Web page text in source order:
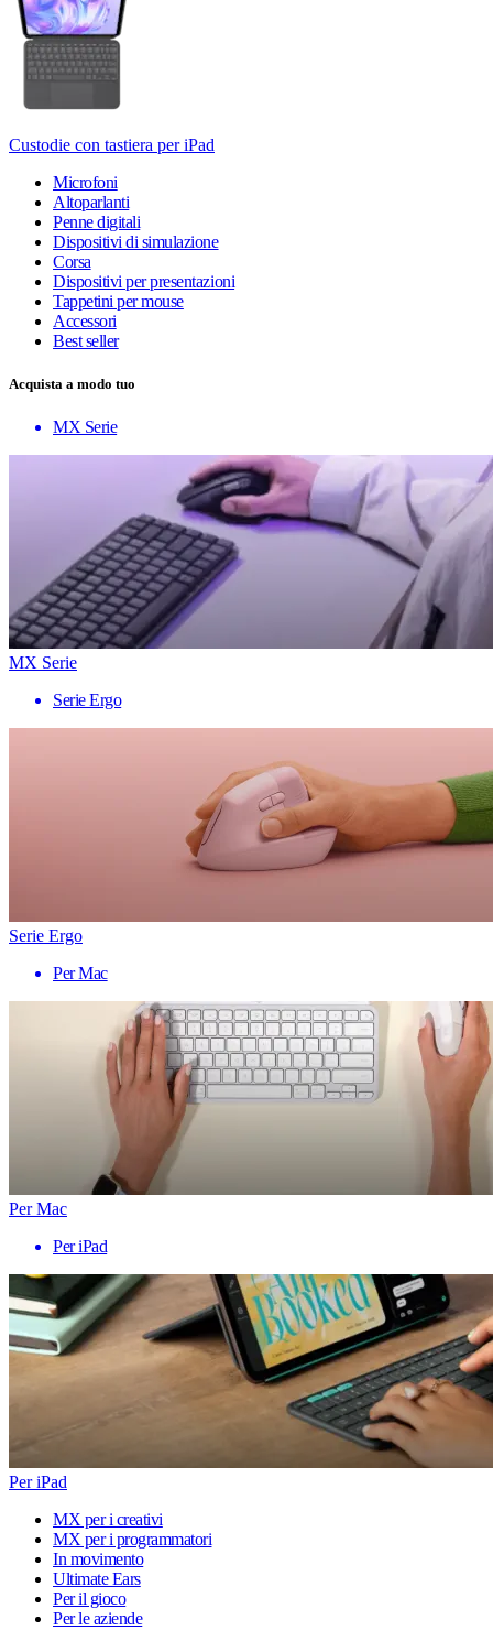
Custodie con tastiera per iPad
Microfoni
Altoparlanti
Penne digitali
Dispositivi di simulazione
Corsa
Dispositivi per presentazioni
Tappetini per mouse
Accessori
Best seller
Acquista a modo tuo
MX Serie
MX Serie
Serie Ergo
Serie Ergo
Per Mac
Per Mac
Per iPad
Per iPad
MX per i creativi
MX per i programmatori
In movimento
Ultimate Ears
Per il gioco
Per le aziende